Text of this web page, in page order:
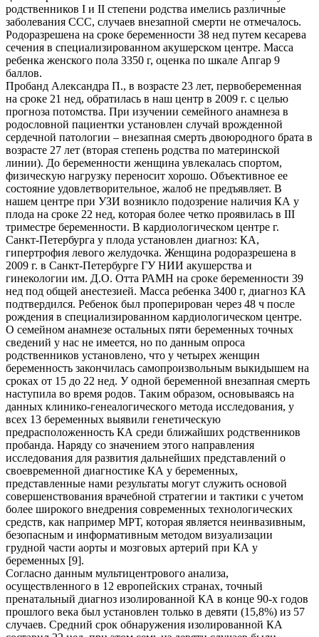
родственников І и ІІ степени родства имелись различные
заболевания ССС, случаев внезапной смерти не отмечалось.
Родоразрешена на сроке беременности 38 нед путем кесарева
сечения в специализированном акушерском центре. Масса
ребенка женского пола 3350 г, оценка по шкале Апгар 9
баллов.
Пробанд Александра П., в возрасте 23 лет, первобеременная
на сроке 21 нед, обратилась в наш центр в 2009 г. с целью
прогноза потомства. При изучении семейного анамнеза в
родословной пациентки установлен случай врожденной
сердечной патологии – внезапная смерть двоюродного брата в
возрасте 27 лет (вторая степень родства по материнской
линии). До беременности женщина увлекалась спортом,
физическую нагрузку переносит хорошо. Объективное ее
состояние удовлетворительное, жалоб не предъявляет. В
нашем центре при УЗИ возникло подозрение наличия КА у
плода на сроке 22 нед, которая более четко проявилась в III
триместре беременности. В кардиологическом центре г.
Санкт-Петербурга у плода установлен диагноз: КА,
гипертрофия левого желудочка. Женщина родоразрешена в
2009 г. в Санкт-Петербурге ГУ НИИ акушерства и
гинекологии им. Д.О. Отта РАМН на сроке беременности 39
нед под общей анестезией. Масса ребенка 3400 г, диагноз КА
подтвердился. Ребенок был проперирован через 48 ч после
рождения в специализированном кардиологическом центре.
О семейном анамнезе остальных пяти беременных точных
сведений у нас не имеется, но по данным опроса
родственников установлено, что у четырех женщин
беременность закончилась самопроизвольным выкидышем на
сроках от 15 до 22 нед. У одной беременной внезапная смерть
наступила во время родов. Таким образом, основываясь на
данных клинико-генеалогического метода исследования, у
всех 13 беременных выявили генетическую
предрасположенность КА среди ближайших родственников
пробанда. Наряду со значением этого направления
исследования для развития дальнейших представлений о
своевременной диагностике КА у беременных,
представленные нами результаты могут служить основой
совершенствования врачебной стратегии и тактики с учетом
более широкого внедрения современных технологических
средств, как например МРТ, которая является неинвазивным,
безопасным и информативным методом визуализации
грудной части аорты и мозговых артерий при КА у
беременных [9].
Согласно данным мультицентрового анализа,
осуществленного в 12 европейских странах, точный
пренатальный диагноз изолированной КА в конце 90-х годов
прошлого века был установлен только в девяти (15,8%) из 57
случаев. Средний срок обнаружения изолированной КА